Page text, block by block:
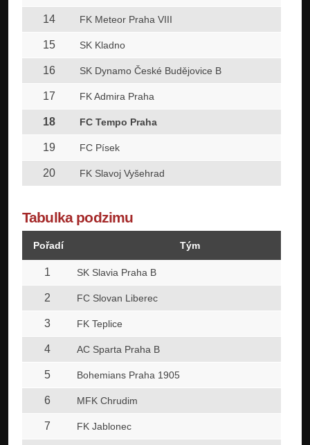
14 FK Meteor Praha VIII
15 SK Kladno
16 SK Dynamo České Budějovice B
17 FK Admira Praha
18 FC Tempo Praha
19 FC Písek
20 FK Slavoj Vyšehrad
Tabulka podzimu
Pořadí Tým
1 SK Slavia Praha B
2 FC Slovan Liberec
3 FK Teplice
4 AC Sparta Praha B
5 Bohemians Praha 1905
6 MFK Chrudim
7 FK Jablonec